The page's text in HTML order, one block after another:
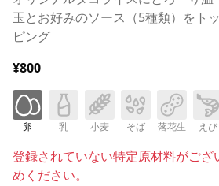
玉とお好みのソース（5種類）をトッ
ピング
¥800
卵 乳 小麦 そば 落花生 えび
登録されていない特定原材料がご
めください。